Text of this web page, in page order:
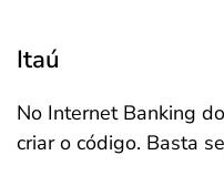
Itaú
No Internet Banking
criar o código. Basta